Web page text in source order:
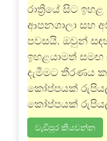
රාත්‍රියේ සිට
ආපනශාලා සහ
පවසයි. ඔවුන්
ඉහළයාමත්
දැමීමට තීරණය
කෝප්පයක්
කෝප්පයක්
වැඩිපුර කියවන්න